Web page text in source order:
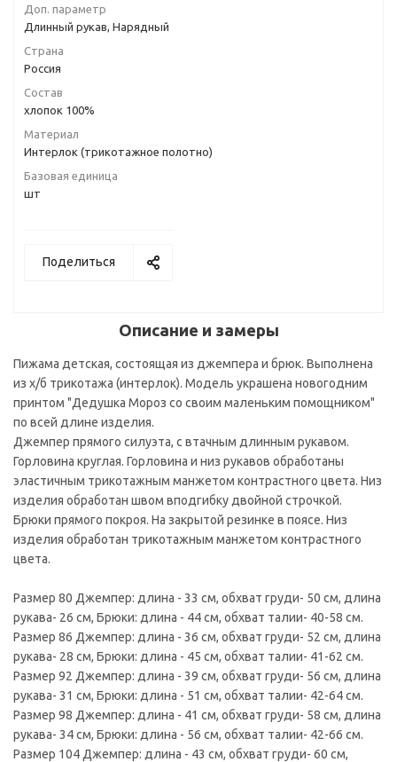
Доп. параметр
Длинный рукав, Нарядный
Страна
Россия
Состав
хлопок 100%
Материал
Интерлок (трикотажное полотно)
Базовая единица
шт
Поделиться
Описание и замеры
Пижама детская, состоящая из джемпера и брюк. Выполнена
из х/б трикотажа (интерлок). Модель украшена новогодним
принтом "Дедушка Мороз со своим маленьким помощником"
по всей длине изделия.
Джемпер прямого силуэта, с втачным длинным рукавом.
Горловина круглая. Горловина и низ рукавов обработаны
эластичным трикотажным манжетом контрастного цвета. Низ
изделия обработан швом вподгибку двойной строчкой.
Брюки прямого покроя. На закрытой резинке в поясе. Низ
изделия обработан трикотажным манжетом контрастного
цвета.
Размер 80 Джемпер: длина - 33 см, обхват груди- 50 см, длина
рукава- 26 см, Брюки: длина - 44 см, обхват талии- 40-58 см.
Размер 86 Джемпер: длина - 36 см, обхват груди- 52 см, длина
рукава- 28 см, Брюки: длина - 45 см, обхват талии- 41-62 см.
Размер 92 Джемпер: длина - 39 см, обхват груди- 56 см, длина
рукава- 31 см, Брюки: длина - 51 см, обхват талии- 42-64 см.
Размер 98 Джемпер: длина - 41 см, обхват груди- 58 см, длина
рукава- 34 см, Брюки: длина - 56 см, обхват талии- 42-66 см.
Размер 104 Джемпер: длина - 43 см, обхват груди- 60 см,